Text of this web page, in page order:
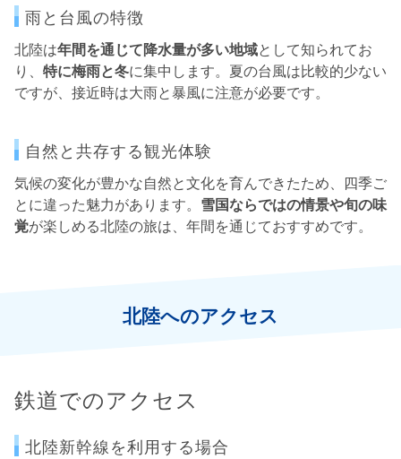
雨と台風の特徴
北陸は年間を通じて降水量が多い地域として知られてお
り、 特に梅雨と冬に集中します。夏の台風は比較的少ない
ですが、接近時は大雨と暴風に注意が必要です。
自然と共存する観光体験
気候の変化が豊かな自然と文化を育んできたため、四季ご
とに違った魅力があります。 雪国ならではの情景や旬の味
覚が楽しめる北陸の旅は、年間を通じておすすめです。
北陸へのアクセス
鉄道でのアクセス
北陸新幹線を利用する場合